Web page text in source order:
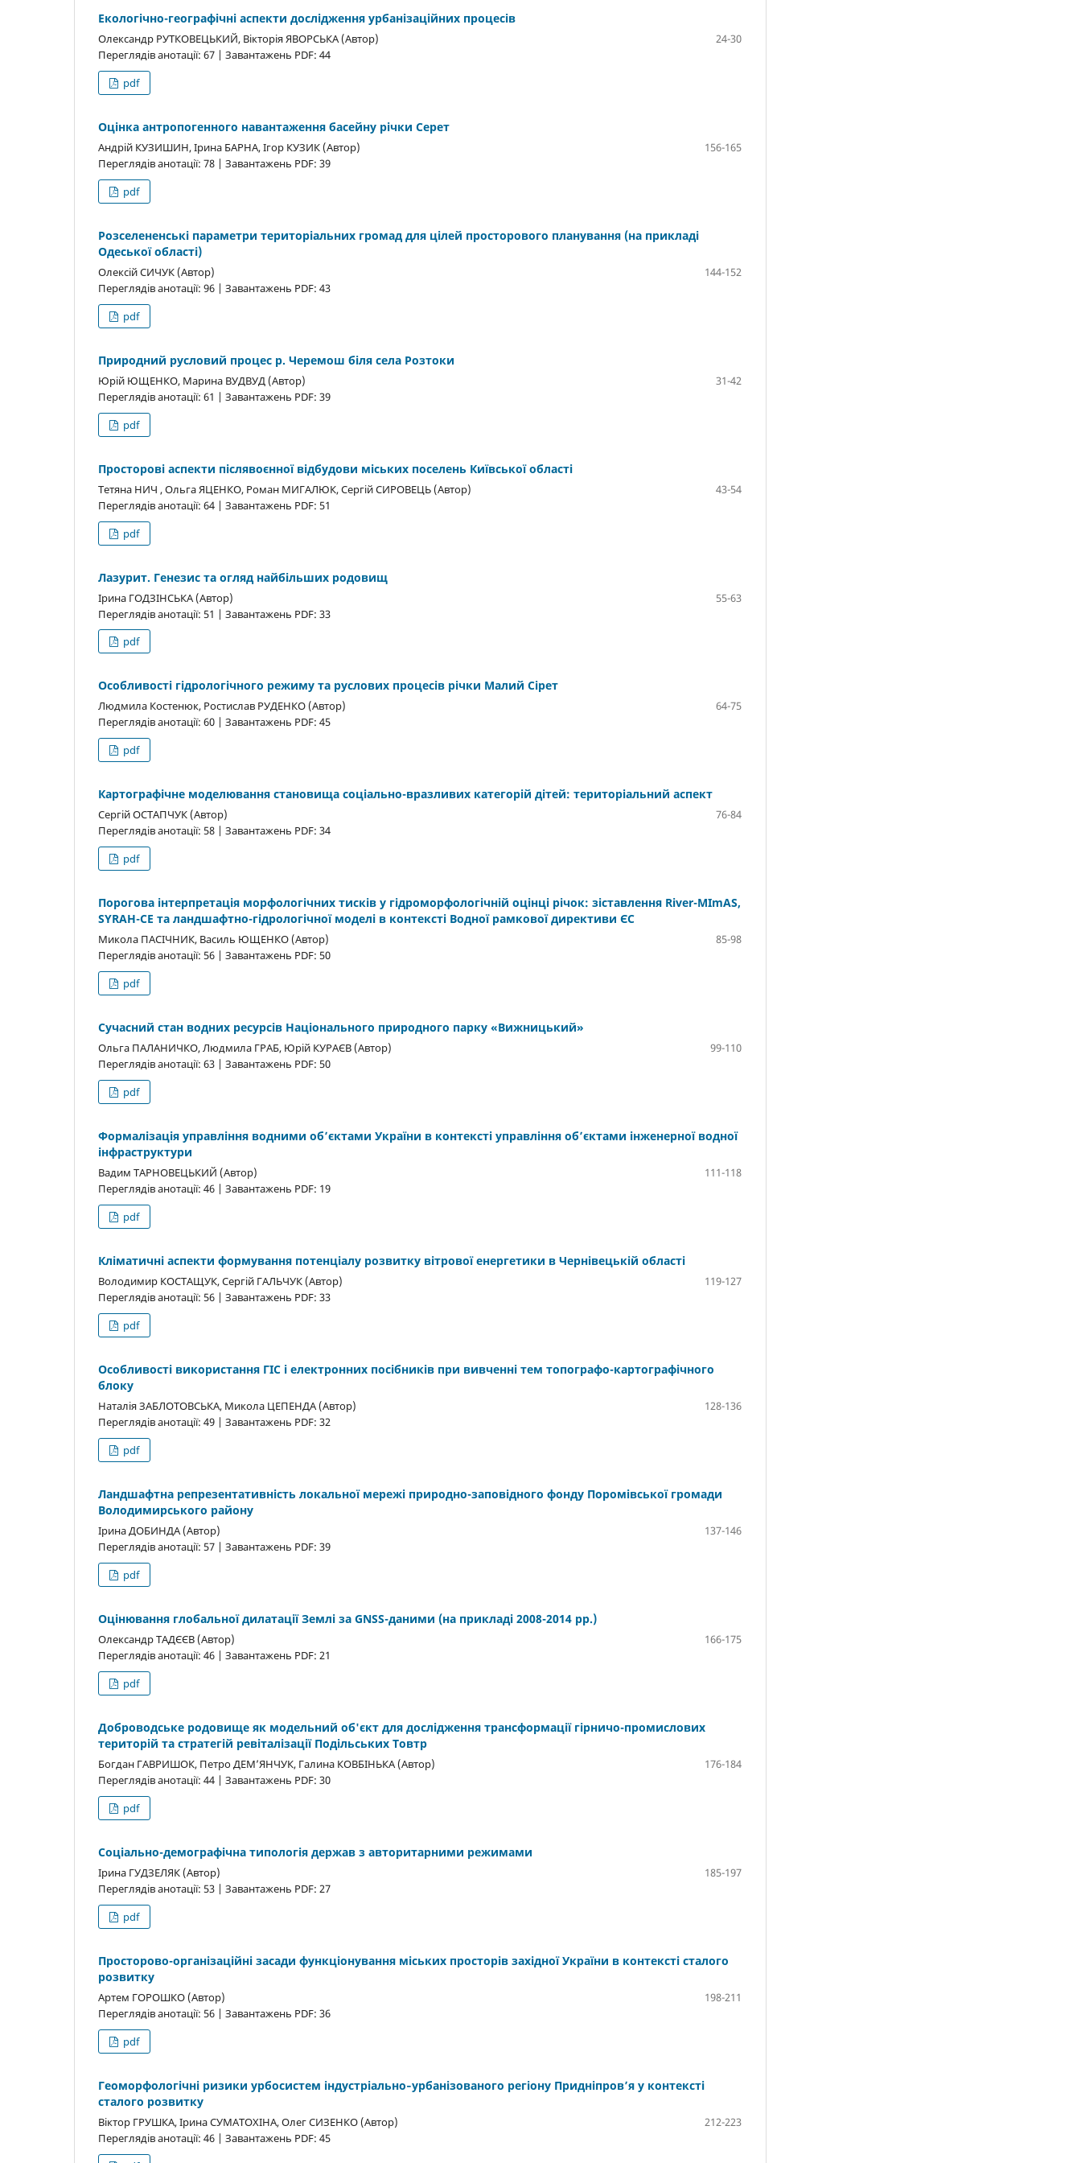
Екологічно-географічні аспекти дослідження урбанізаційних процесів
Олександр РУТКОВЕЦЬКИЙ, Вікторія ЯВОРСЬКА (Автор)
24-30
Переглядів анотації: 67 | Завантажень PDF: 44
pdf
Оцінка антропогенного навантаження басейну річки Серет
Андрій КУЗИШИН, Ірина БАРНА, Ігор КУЗИК (Автор)
156-165
Переглядів анотації: 78 | Завантажень PDF: 39
pdf
Розселененські параметри територіальних громад для цілей просторового планування (на прикладі
Одеської області)
Олексій СИЧУК (Автор)
144-152
Переглядів анотації: 96 | Завантажень PDF: 43
pdf
Природний русловий процес р. Черемош біля села Розтоки
Юрій ЮЩЕНКО, Марина ВУДВУД (Автор)
31-42
Переглядів анотації: 61 | Завантажень PDF: 39
pdf
Просторові аспекти післявоєнної відбудови міських поселень Київської області
Тетяна НИЧ , Ольга ЯЦЕНКО, Роман МИГАЛЮК, Сергій СИРОВЕЦЬ (Автор)
43-54
Переглядів анотації: 64 | Завантажень PDF: 51
pdf
Лазурит. Генезис та огляд найбільших родовищ
Ірина ГОДЗІНСЬКА (Автор)
55-63
Переглядів анотації: 51 | Завантажень PDF: 33
pdf
Особливості гідрологічного режиму та руслових процесів річки Малий Сірет
Людмила Костенюк, Ростислав РУДЕНКО (Автор)
64-75
Переглядів анотації: 60 | Завантажень PDF: 45
pdf
Картографічне моделювання становища соціально-вразливих категорій дітей: територіальний аспект
Сергій ОСТАПЧУК (Автор)
76-84
Переглядів анотації: 58 | Завантажень PDF: 34
pdf
Порогова інтерпретація морфологічних тисків у гідроморфологічній оцінці річок: зіставлення River-MImAS,
SYRAH-CE та ландшафтно-гідрологічної моделі в контексті Водної рамкової директиви ЄС
Микола ПАСІЧНИК, Василь ЮЩЕНКО (Автор)
85-98
Переглядів анотації: 56 | Завантажень PDF: 50
pdf
Сучасний стан водних ресурсів Національного природного парку «Вижницький»
Ольга ПАЛАНИЧКО, Людмила ГРАБ, Юрій КУРАЄВ (Автор)
99-110
Переглядів анотації: 63 | Завантажень PDF: 50
pdf
Формалізація управління водними об’єктами України в контексті управління об’єктами інженерної водної
інфраструктури
Вадим ТАРНОВЕЦЬКИЙ (Автор)
111-118
Переглядів анотації: 46 | Завантажень PDF: 19
pdf
Кліматичні аспекти формування потенціалу розвитку вітрової енергетики в Чернівецькій області
Володимир КОСТАЩУК, Сергій ГАЛЬЧУК (Автор)
119-127
Переглядів анотації: 56 | Завантажень PDF: 33
pdf
Особливості використання ГІС і електронних посібників при вивченні тем топографо-картографічного
блоку
Наталія ЗАБЛОТОВСЬКА, Микола ЦЕПЕНДА (Автор)
128-136
Переглядів анотації: 49 | Завантажень PDF: 32
pdf
Ландшафтна репрезентативність локальної мережі природно-заповідного фонду Поромівської громади
Володимирського району
Ірина ДОБИНДА (Автор)
137-146
Переглядів анотації: 57 | Завантажень PDF: 39
pdf
Оцінювання глобальної дилатації Землі за GNSS-даними (на прикладі 2008-2014 рр.)
Олександр ТАДЄЄВ (Автор)
166-175
Переглядів анотації: 46 | Завантажень PDF: 21
pdf
Доброводське родовище як модельний об'єкт для дослідження трансформації гірничо-промислових
територій та стратегій ревіталізації Подільських Товтр
Богдан ГАВРИШОК, Петро ДЕМ’ЯНЧУК, Галина КОВБІНЬКА (Автор)
176-184
Переглядів анотації: 44 | Завантажень PDF: 30
pdf
Соціально-демографічна типологія держав з авторитарними режимами
Ірина ГУДЗЕЛЯК (Автор)
185-197
Переглядів анотації: 53 | Завантажень PDF: 27
pdf
Просторово-організаційні засади функціонування міських просторів західної України в контексті сталого
розвитку
Артем ГОРОШКО (Автор)
198-211
Переглядів анотації: 56 | Завантажень PDF: 36
pdf
Геоморфологічні ризики урбосистем індустріально‑урбанізованого регіону Придніпров’я у контексті
сталого розвитку
Віктор ГРУШКА, Ірина СУМАТОХІНА, Олег СИЗЕНКО (Автор)
212-223
Переглядів анотації: 46 | Завантажень PDF: 45